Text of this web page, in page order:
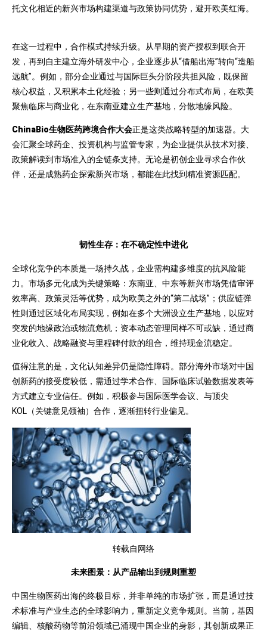
托文化相近的新兴市场构建渠道与政策协同优势，避开欧美红海。
在这一过程中，合作模式持续升级。从早期的资产授权到联合开
发，再到自主建立海外研发中心，企业逐步从“借船出海”转向“造船
远航”。例如，部分企业通过与国际巨头分阶段共担风险，既保留
核心权益，又积累本土化经验；另一些则通过分布式布局，在欧美
聚焦临床与商业化，在东南亚建立生产基地，分散地缘风险。
ChinaBio生物医药跨境合作大会正是这类战略转型的加速器。大
会汇聚全球药企、投资机构与监管专家，为企业提供从技术对接、
政策解读到市场准入的全链条支持。无论是初创企业寻求合作伙
伴，还是成熟药企探索新兴市场，都能在此找到精准资源匹配。
韧性生存：在不确定性中进化
全球化竞争的本质是一场持久战，企业需构建多维度的抗风险能
力。市场多元化成为关键策略：东南亚、中东等新兴市场凭借审评
效率高、政策灵活等优势，成为欧美之外的“第二战场”；供应链弹
性则通过区域化布局实现，例如在多个大洲设立生产基地，以应对
突发的地缘政治或物流危机；资本动态管理同样不可或缺，通过商
业化收入、战略融资与里程碑付款的组合，维持现金流稳定。
值得注意的是，文化认知差异仍是隐性障碍。部分海外市场对中国
创新药的接受度较低，需通过学术合作、国际临床试验数据发表等
方式建立专业信任。例如，积极参与国际医学会议、与顶尖
KOL（关键意见领袖）合作，逐渐扭转行业偏见。
转载自网络
未来图景：从产品输出到规则重塑
中国生物医药出海的终极目标，并非单纯的市场扩张，而是通过技
术标准与产业生态的全球影响力，重新定义竞争规则。当前，基因
编辑、核酸药物等前沿领域已涌现中国企业的身影，其创新成果正